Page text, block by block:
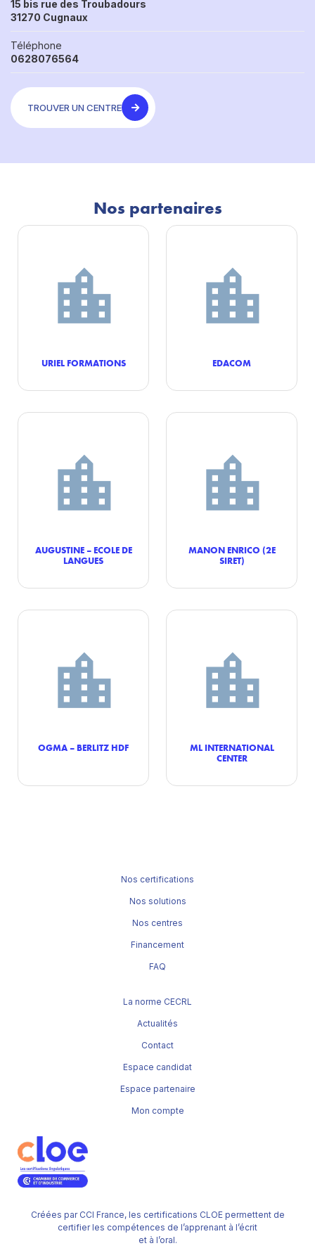
15 bis rue des Troubadours
31270 Cugnaux
Téléphone
0628076564
TROUVER UN CENTRE
Nos partenaires
URIEL FORMATIONS EDACOM
AUGUSTINE – ECOLE DE
LANGUES
MANON ENRICO (2E
SIRET)
OGMA – BERLITZ HDF
ML INTERNATIONAL
CENTER
Créées par CCI France, les certifications CLOE permettent de
certifier les compétences de l’apprenant à l’écrit
et à l’oral.
Nos certifications
Nos solutions
Nos centres
Financement
FAQ
La norme CECRL
Actualités
Contact
Espace candidat
Espace partenaire
Mon compte